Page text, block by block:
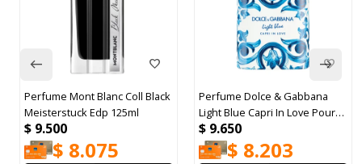
Perfume Mont Blanc Coll Black
Meisterstuck Edp 125ml
$ 9.500
$ 8.075
Perfume Dolce & Gabbana
Light Blue Capri In Love Pour
Homme EDP 100Ml
$ 9.650
$ 8.203